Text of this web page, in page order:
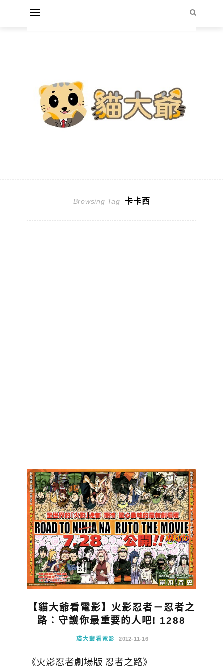
Browsing Tag 卡卡西
【貓大爺看電影】火影忍者－忍者之
路：守護你最重要的人吧! 1288
貓大爺看電影 2012-11-16
《火影忍者劇場版 忍者之路》